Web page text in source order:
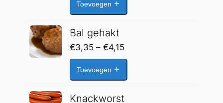
Toevoegen
Bal gehakt
€3,35 – €4,15Prijsklasse:
€3,35
Toevoegen
Knackworst